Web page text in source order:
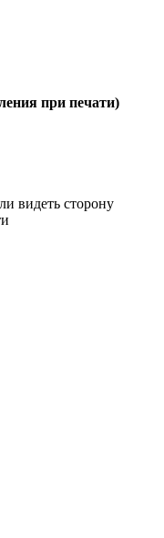
при печати)
видеть сторону